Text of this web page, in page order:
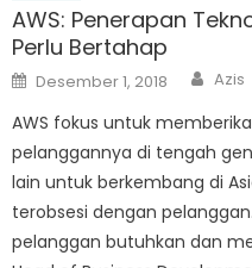
AWS: Penerapan
Perlu Bertahap
Posted
on
Desember 1, 2018 Azis
AWS fokus untuk
pelanggannya di tengah
lain untuk berkembang di
terobsesi dengan
pelanggan butuhkan dan